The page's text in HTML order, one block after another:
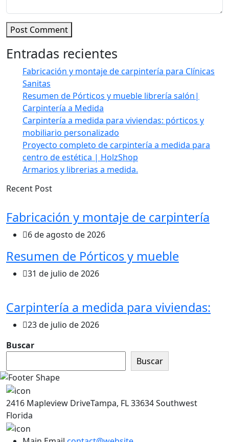
Post Comment
Entradas recientes
Fabricación y montaje de carpintería para Clínicas
Sanitas
Resumen de Pórticos y mueble librería salón|
Carpintería a Medida
Carpintería a medida para viviendas: pórticos y
mobiliario personalizado
Proyecto completo de carpintería a medida para
centro de estética | HolzShop
Armarios y librerias a medida.
Recent Post
Fabricación y montaje de carpintería
6 de agosto de 2026
Resumen de Pórticos y mueble
31 de julio de 2026
Carpintería a medida para viviendas:
23 de julio de 2026
Buscar
Buscar
2416 Mapleview DriveTampa, FL 33634 Southwest
Florida